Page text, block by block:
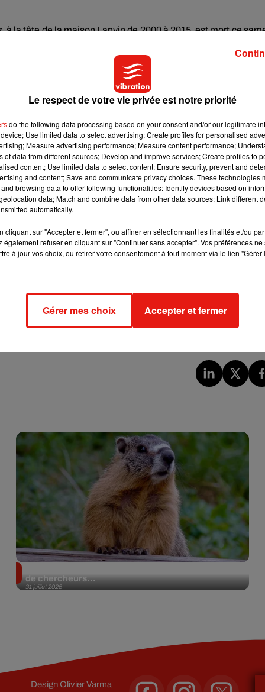
à la tête de la maison Lanvin de 2000 à 2015, est mort ce
de luxe Richemont avec qui il s’était récemment
Elbaz a succombé à la Covid-19.
« C’est sous le choc et
(…). C’était un homme d’une chaleur exceptionnelle. Il
et de l’empathie laisseront une marque indélébile »
et son fameux nœud papillon, a marqué la mode avec
hollywoodiennes, comme Natalie Portman. Il a aussi
ou encore présenté une collection capsule pour H&M
du 20e anniversaire de Disneyland Paris.
anonymes, lui rendent hommage sur la toile, à l’instar de
et de la mode en France ou encore le magazine Vogue.
grand artiste, intensément attaché au savoir-faire, voulant
Il avait tant de talent et aussi du génie. Immense tristesse.
de son élégante esthétique couture et délicatement
31 juillet 2026
de chercheurs...
DesignOlivier Varma
Le respect de votre vie privée est notre priorité
do the following data processing based on your consent and/or our legitimate
Use limited data to select advertising; Create profiles for personalised
Measure advertising performance; Measure content performance;
of data from different sources; Develop and improve services; Create profiles to
content; Use limited data to select content; Ensure security, prevent and
and content; Save and communicate privacy choices. These technologies
browsing data to offer following functionalities: Identify devices based on
data; Match and combine data from other data sources; Link different
automatically.
cliquant sur "Accepter et fermer", ou affiner en sélectionnant les finalités et/ou
également refuser en cliquant sur "Continuer sans accepter". Vos préférences
à jour vos choix, ou retirer votre consentement à tout moment via le lien
Gérer mes choix Accepter et fermer